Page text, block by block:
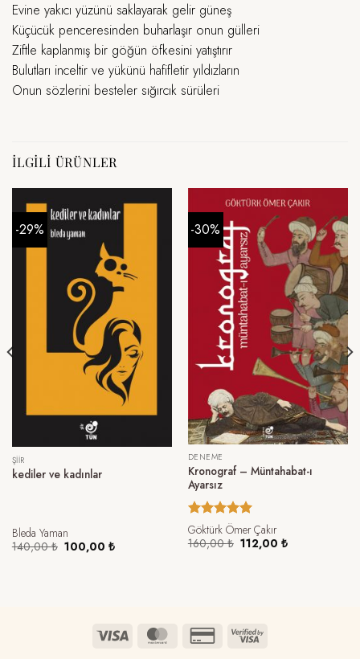
Evine yakıcı yüzünü saklayarak gelir güneş
Küçücük penceresinden buharlaşır onun gülleri
Ziftle kaplanmış bir göğün öfkesini yatıştırır
Bulutları inceltir ve yükünü hafifletir yıldızların
Onun sözlerini besteler sığırcık sürüleri
İLGILI ÜRÜNLER
-29%
ŞIIR
kediler ve kadınlar
Bleda Yaman
140,00₺ Orijinal
fiyat:
100,00 ₺Şu
-30%
DENEME
Kronograf – Müntahabat-ı
Ayarsız
5 üzerinden
5.00 oy
Göktürk Ömer Çakır
160,00₺ Orijinal
fiyat:
112,00 ₺Şu